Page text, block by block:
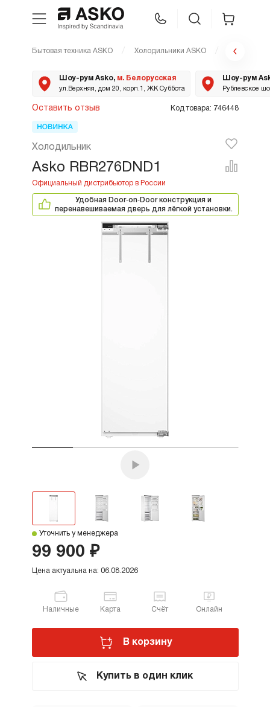
Техника для кухни
Asko Professional
Аксессуары
Бытовая техника ASKO Холодильники ASKO
Шоу-рум Asko, м. Белорусская
ул.Верхняя, дом 20, корп.1, ЖК Суббота
Шоу-рум
Рублевское
Оставить отзыв Код товара: 746448
Холодильник
Asko RBR276DND1
Удобная Door‑on‑Door конструкция и
перенавешиваемая дверь для лёгкой установки.
Уточнить у менеджера
Цена актуальна на: 06.08.2026
99 900 ₽
Наличные Карта Счёт Онлайн
В корзину
Купить в один клик